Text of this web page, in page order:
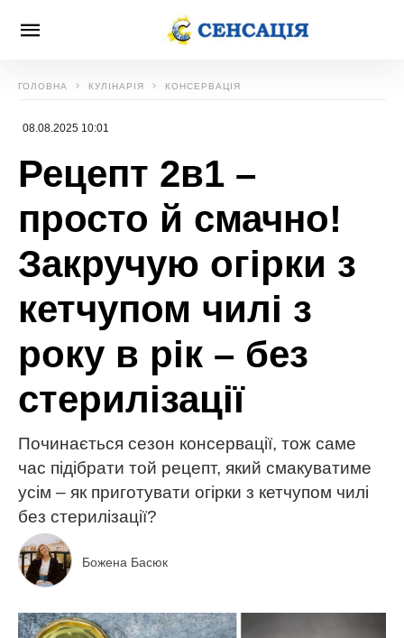
ГОЛОВНА КУЛІНАРІЯ КОНСЕРВАЦІЯ
08.08.2025 10:01
Рецепт 2в1 –
просто й смачно!
Закручую огірки з
кетчупом чилі з
року в рік – без
стерилізації
Починається сезон консервації, тож саме
час підібрати той рецепт, який смакуватиме
усім – як приготувати огірки з кетчупом чилі
без стерилізації?
Божена Басюк